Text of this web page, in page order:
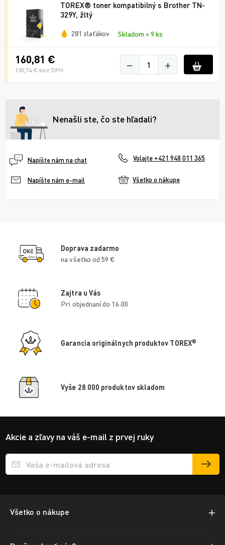
TOREX® toner kompatibilný s Brother TN-
329Y, žltý
281 zlaťákov Skladom > 9 ks
160,81 €
130,74 € bez DPH − +
Nenašli ste, čo ste hľadali?
Napíšte nám na chat Volajte +421 948 011 365
Napíšte nám e-mail Všetko o nákupe
Doprava zadarmo
na všetko od 59 €
Zajtra u Vás
Pri objednaní do 16:00
Garancia originálnych produktov TOREX®
Vyše 28 000 produktov skladom
Akcie a zľavy na váš e-mail z prvej ruky
Přihlášení e-mailu k odběru
Všetko o nákupe